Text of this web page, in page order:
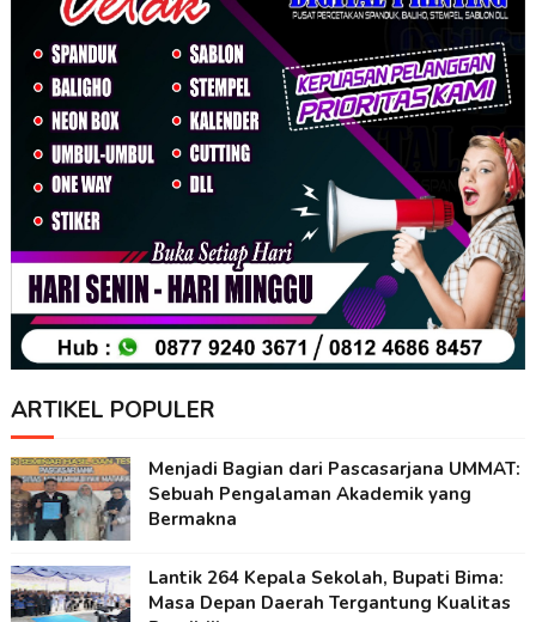
ARTIKEL POPULER
Menjadi Bagian dari Pascasarjana UMMAT:
Sebuah Pengalaman Akademik yang
Bermakna
Lantik 264 Kepala Sekolah, Bupati Bima:
Masa Depan Daerah Tergantung Kualitas